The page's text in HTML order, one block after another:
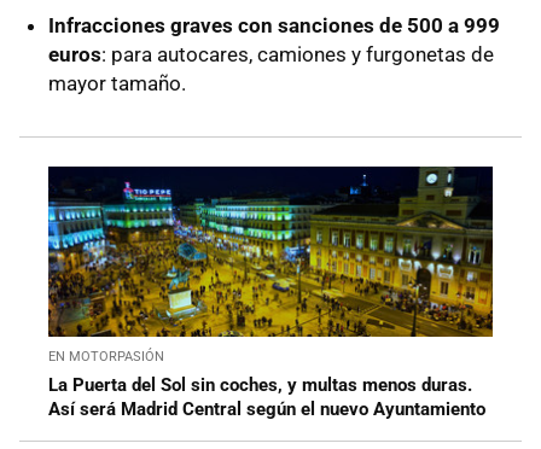
Infracciones graves con sanciones de 500 a 999
euros: para autocares, camiones y furgonetas de
mayor tamaño.
EN MOTORPASIÓN
La Puerta del Sol sin coches, y multas menos duras.
Así será Madrid Central según el nuevo Ayuntamiento